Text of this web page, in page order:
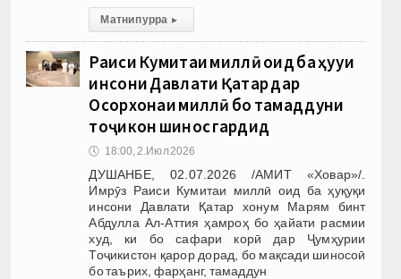
Матни пурра ▸
Раиси Кумитаи миллӣ оид ба ҳуқуқи
инсони Давлати Қатар дар
Осорхонаи миллӣ бо тамаддуни
тоҷикон шинос гардид
🕔 18:00, 2.Июл 2026
ДУШАНБЕ, 02.07.2026 /АМИТ «Ховар»/.
Имрӯз Раиси Кумитаи миллӣ оид ба ҳуқуқи
инсони Давлати Қатар хонум Марям бинт
Абдулла Ал-Аттия ҳамроҳ бо ҳайати расмии
худ, ки бо сафари корӣ дар Ҷумҳурии
Тоҷикистон қарор дорад, бо мақсади шиносоӣ
бо таърих, фарҳанг, тамаддун